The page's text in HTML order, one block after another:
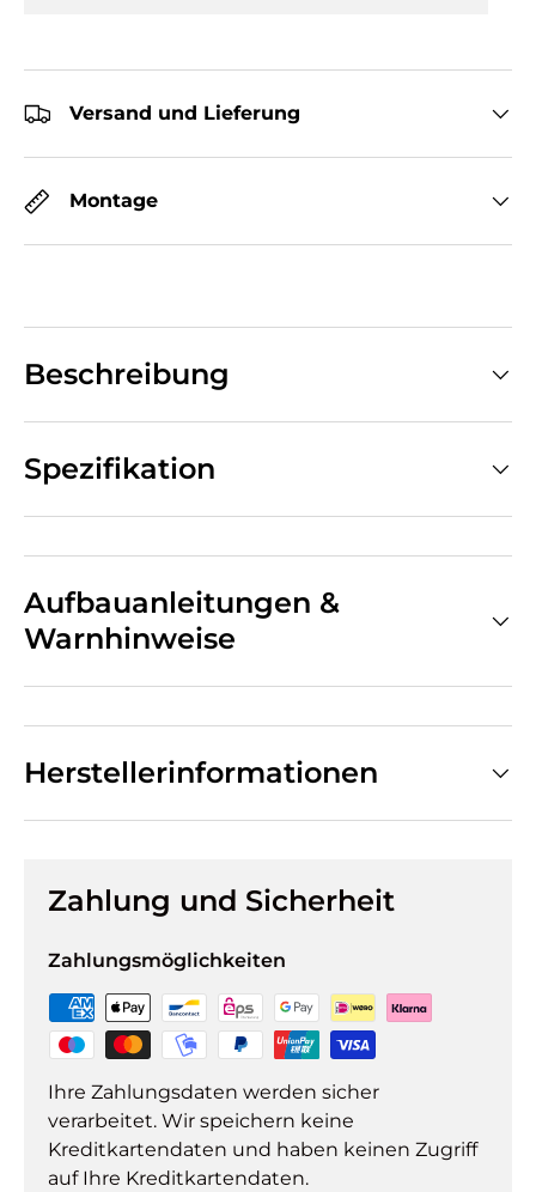
Versand und Lieferung
Montage
Beschreibung
Spezifikation
Aufbauanleitungen &
Warnhinweise
Herstellerinformationen
Zahlung und Sicherheit
Zahlungsmöglichkeiten
Ihre Zahlungsdaten werden sicher
verarbeitet. Wir speichern keine
Kreditkartendaten und haben keinen Zugriff
auf Ihre Kreditkartendaten.